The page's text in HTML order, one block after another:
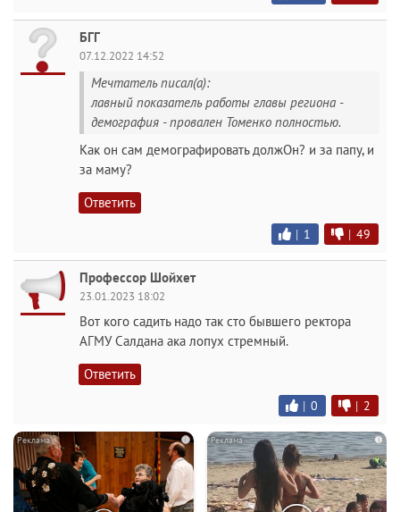
БГГ
07.12.2022 14:52
Мечтатель писал(а):
лавный показатель работы главы региона -
демография - провален Томенко полностью.
Как он сам демографировать должОн? и за папу, и
за маму?
Ответить
| 1 | 49
Профессор Шойхет
23.01.2023 18:02
Вот кого садить надо так сто бывшего ректора
АГМУ Салдана ака лопух стремный.
Ответить
| 0 | 2
i i